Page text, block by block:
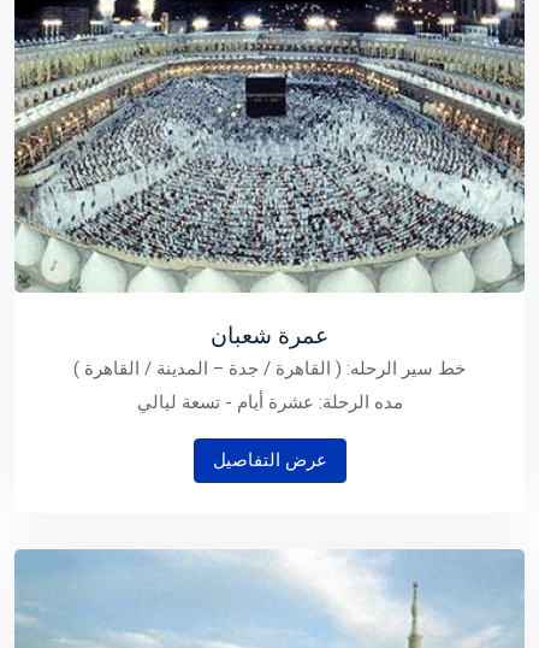
عمرة شعبان
خط سير الرحله: ( القاهرة / جدة – المدينة / القاهرة )
مده الرحلة: عشرة أيام - تسعة ليالي
عرض التفاصيل